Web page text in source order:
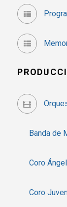
Banda de
Coro Ángel
Coro